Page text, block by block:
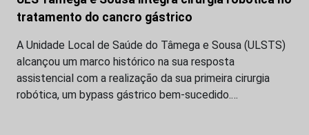
tratamento do cancro gástrico
A Unidade Local de Saúde do Tâmega e Sousa (ULSTS)
alcançou um marco histórico na sua resposta
assistencial com a realização da sua primeira cirurgia
robótica, um bypass gástrico bem-sucedido.…